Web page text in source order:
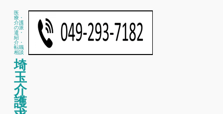
医
療・
介護
の派
遣・
紹
介・
転職
相談
埼
玉
介
護